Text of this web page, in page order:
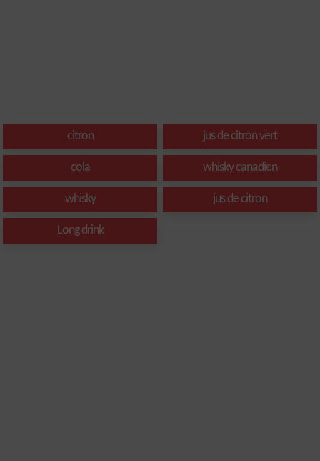
citron jus de citron vert
cola whisky canadien
whisky jus de citron
Long drink